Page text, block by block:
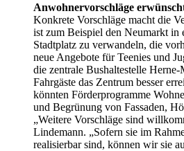
Anwohnervorschläge
Konkrete Vorschläge macht die
ist zum Beispiel den Neumarkt in
Stadtplatz zu verwandeln, die
neue Angebote für Teenies und
die zentrale Bushaltestelle Herne-
Fahrgäste das Zentrum besser
könnten Förderprogramme
und Begrünung von Fassaden,
„Weitere Vorschläge sind
Lindemann. „Sofern sie im
realisierbar sind, können wir sie